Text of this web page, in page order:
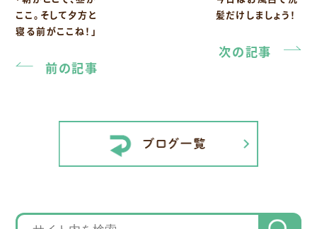
ここ。そして夕方と
寝る前がここね！」
前の記事
髪だけしましょう！
次の記事